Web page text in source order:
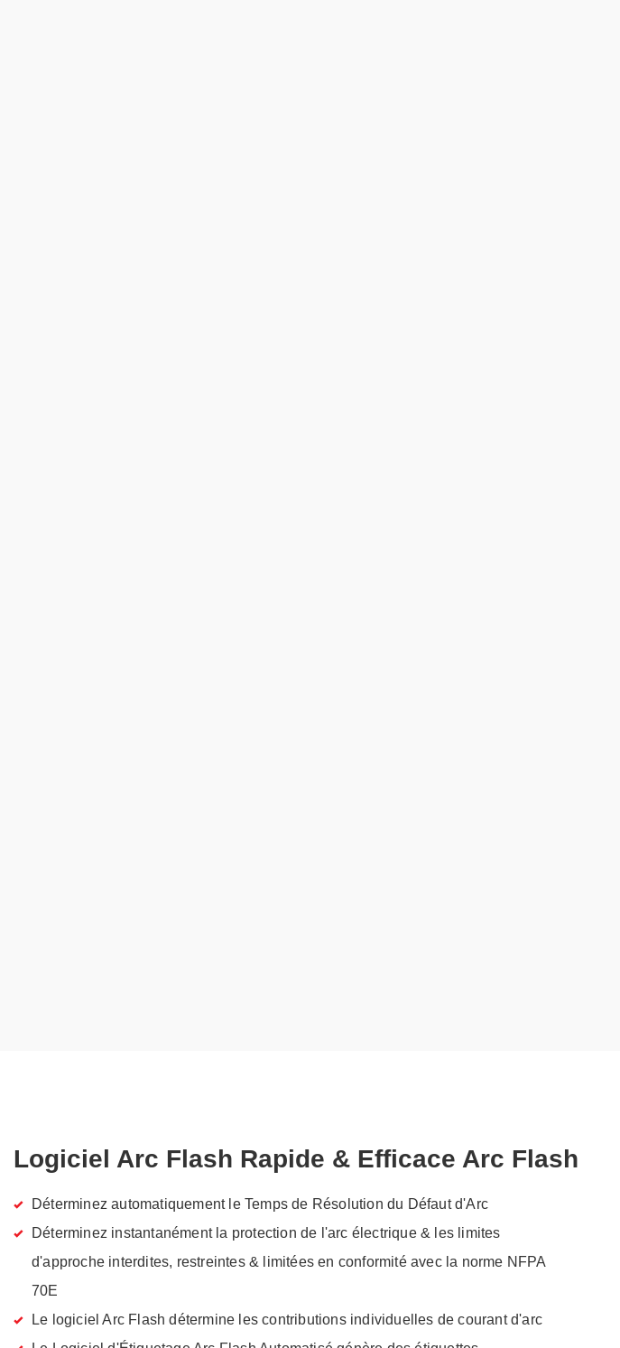
Logiciel Arc Flash Rapide & Efficace Arc Flash
Déterminez automatiquement le Temps de Résolution du Défaut d'Arc
Déterminez instantanément la protection de l'arc électrique & les limites
d'approche interdites, restreintes & limitées en conformité avec la norme NFPA
70E
Le logiciel Arc Flash détermine les contributions individuelles de courant d'arc